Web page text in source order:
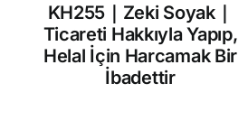
KH255｜Zeki Soyak｜
Ticareti Hakkıyla Yapıp,
Helal İçin Harcamak Bir
İbadettir